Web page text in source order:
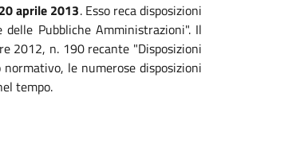
aprile 2013. Esso reca disposizioni
Pubbliche Amministrazioni". Il
2012, n. 190 recante "Disposizioni
le numerose disposizioni
tempo.